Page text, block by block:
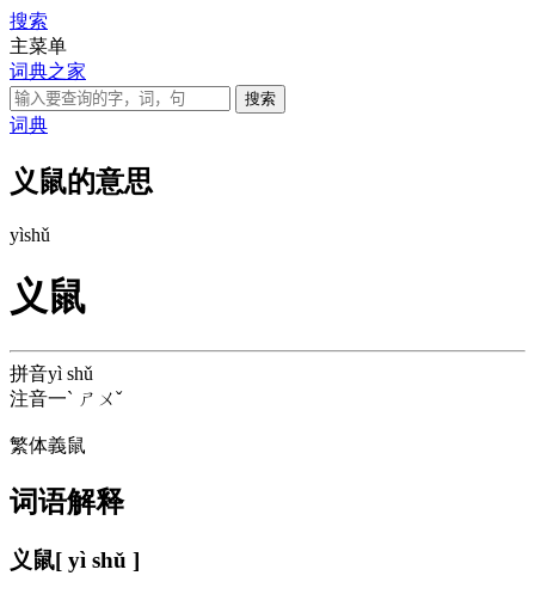
搜索
主菜单
词典之家
词典
义鼠的意思
yìshǔ
义鼠
拼音yì shǔ
注音一ˋ ㄕㄨˇ
繁体義鼠
词语解释
义鼠[ yì shǔ ]